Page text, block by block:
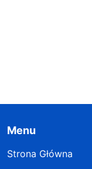
Menu
Strona Główna